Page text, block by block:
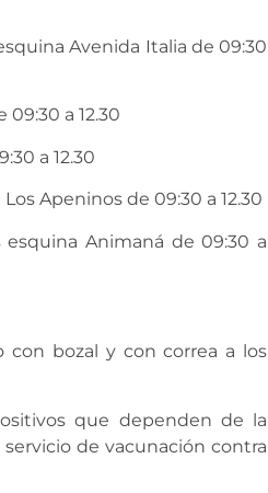
Avenida Italia de 09:30
09:30 a 12.30
a 12.30
Apeninos de 09:30 a 12.30
esquina Animaná de 09:30 a
con bozal y con correa a los
que dependen de la
de vacunación contra